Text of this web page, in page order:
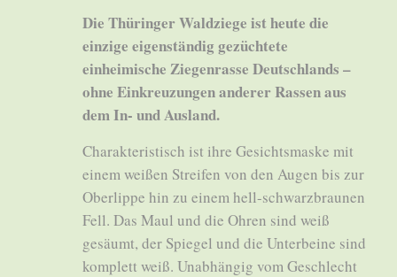
Die Thüringer Waldziege ist heute die
einzige eigenständig gezüchtete
einheimische Ziegenrasse Deutschlands –
ohne Einkreuzungen anderer Rassen aus
dem In- und Ausland.
Charakteristisch ist ihre Gesichtsmaske mit
einem weißen Streifen von den Augen bis zur
Oberlippe hin zu einem hell-schwarzbraunen
Fell. Das Maul und die Ohren sind weiß
gesäumt, der Spiegel und die Unterbeine sind
komplett weiß. Unabhängig vom Geschlecht